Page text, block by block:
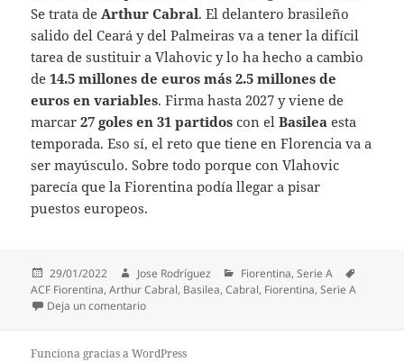
Se trata de Arthur Cabral. El delantero brasileño
salido del Ceará y del Palmeiras va a tener la difícil
tarea de sustituir a Vlahovic y lo ha hecho a cambio
de14.5 millones de euros más 2.5 millones de
euros en variables. Firma hasta 2027 y viene de
marcar27 goles en 31 partidos con elBasilea esta
temporada. Eso sí, el reto que tiene en Florencia va a
ser mayúsculo. Sobre todo porque con Vlahovic
parecía que la Fiorentina podía llegar a pisar
puestos europeos.
Publicado
el
29/01/2022 Autor
Jose Rodríguez Categorías
Fiorentina,Serie A
ACF Fiorentina,Arthur Cabral, Basilea,Cabral, Fiorentina,Serie A
Deja un comentarioen OFICIAL: La Fiorentina anuncia al sustituto de
Funciona gracias a WordPress